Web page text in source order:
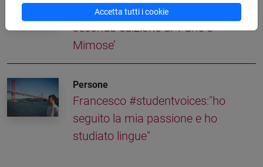
Tre componimenti poetici vincono la
seconda edizione di ‘Pane e
Mimose’
Persone
Francesco #studentvoices:"ho
seguito la mia passione e ho
studiato lingue"
Accetta tutti i cookie